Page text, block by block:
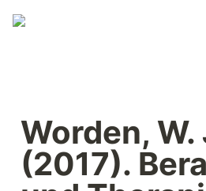
Worden, W.
(2017).